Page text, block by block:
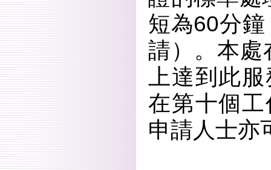
短為60分
請）。本處
上達到此
在第十個
申請人士亦